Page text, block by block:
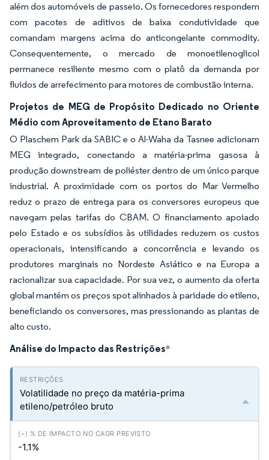
além dos automóveis de passeio. Os fornecedores respondem
com pacotes de aditivos de baixa condutividade que
comandam margens acima do anticongelante commodity.
Consequentemente, o mercado de monoetilenoglicol
permanece resiliente mesmo com o platô da demanda por
fluidos de arrefecimento para motores de combustão interna.
Projetos de MEG de Propósito Dedicado no Oriente
Médio com Aproveitamento de Etano Barato
O Plaschem Park da SABIC e o Al-Waha da Tasnee adicionam
MEG integrado, conectando a matéria-prima gasosa à
produção downstream de poliéster dentro de um único parque
industrial. A proximidade com os portos do Mar Vermelho
reduz o prazo de entrega para os conversores europeus que
navegam pelas tarifas do CBAM. O financiamento apoiado
pelo Estado e os subsídios às utilidades reduzem os custos
operacionais, intensificando a concorrência e levando os
produtores marginais no Nordeste Asiático e na Europa a
racionalizar sua capacidade. Por sua vez, o aumento da oferta
global mantém os preços spot alinhados à paridade do etileno,
beneficiando os conversores, mas pressionando as plantas de
alto custo.
Análise do Impacto das Restrições*
Volatilidade no preço da matéria-prima
etileno/petróleo bruto
-1.1%